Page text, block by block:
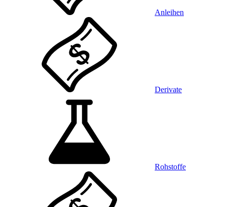
Anleihen
Derivate
Rohstoffe